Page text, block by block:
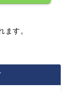
ます。